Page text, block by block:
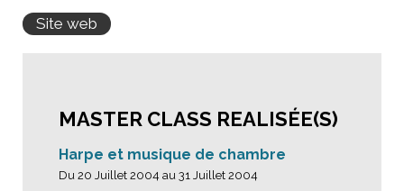
Site web
MASTER CLASS REALISÉE(S)
Harpe et musique de chambre
Du 20 Juillet 2004 au 31 Juillet 2004